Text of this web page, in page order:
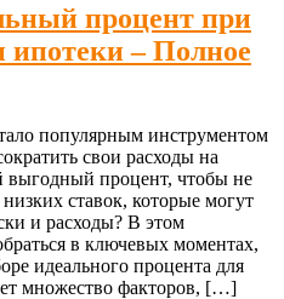
процент при
ипотеки – Полное
популярным инструментом
свои расходы на
выгодный процент, чтобы не
ставок, которые могут
и расходы? В этом
в ключевых моментах,
идеального процента для
множество факторов, […]